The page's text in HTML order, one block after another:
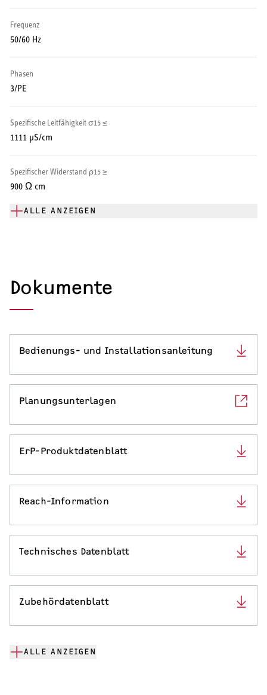
WARMWASSER
Warmwasserspeicher
Warmwasser-Wärmepumpe
Wohnungsstationen
Händetrockner
Lüftungsanlagen
SERVICE
Serviceleistungen
Frequenz
50/60 Hz
Phasen
3/PE
Spezifische Leitfähigkeit σ15 ≤
1111 μS/cm
Spezifischer Widerstand ρ15 ≥
900 Ω cm
ALLE ANZEIGEN
Dokumente
Bedienungs- und Installationsanleitung
Planungsunterlagen
ErP-Produktdatenblatt
Reach-Information
Technisches Datenblatt
Zubehördatenblatt
ALLE ANZEIGEN